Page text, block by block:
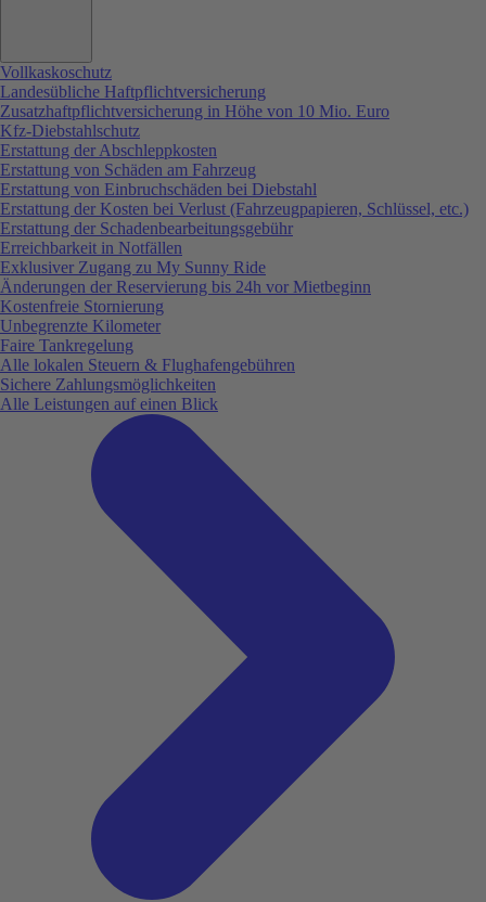
Vollkaskoschutz
Landesübliche Haftpflichtversicherung
Zusatzhaftpflichtversicherung in Höhe von 10 Mio. Euro
Kfz-Diebstahlschutz
Erstattung der Abschleppkosten
Erstattung von Schäden am Fahrzeug
Erstattung von Einbruchschäden bei Diebstahl
Erstattung der Kosten bei Verlust (Fahrzeugpapieren, Schlüssel, etc.)
Erstattung der Schadenbearbeitungsgebühr
Erreichbarkeit in Notfällen
Exklusiver Zugang zu My Sunny Ride
Änderungen der Reservierung bis 24h vor Mietbeginn
Kostenfreie Stornierung
Unbegrenzte Kilometer
Faire Tankregelung
Alle lokalen Steuern & Flughafengebühren
Sichere Zahlungsmöglichkeiten
Alle Leistungen auf einen Blick